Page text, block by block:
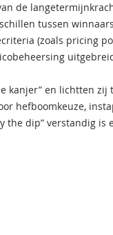
de
tussen
(zoals pricing
kanjer” en lichtten zij
hefboomkeuze,
the dip” verstandig